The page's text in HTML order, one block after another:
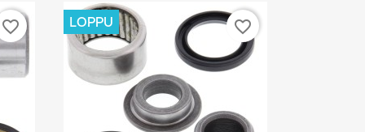
favorite_border LOPPU favorite_border